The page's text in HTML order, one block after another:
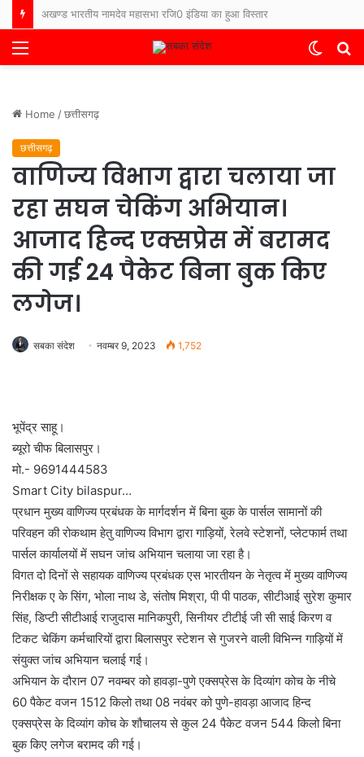
Menu
Switch
Home /छत्तीसगढ़
छत्तीसगढ़
वाणिज्य विभाग द्वारा चलाया जा
रहा सघन चेकिंग अभियान।
आजाद हिन्द एक्सप्रेस में बरामद
की गई 24 पैकेट बिना बुक किए
लगेज।
सबका संदेश नवम्बर 9, 2023 1,752
भूपेंद्र साहू।
ब्यूरो चीफ बिलासपुर।
मो.- 9691444583
Smart City bilaspur…
प्रधान मुख्य वाणिज्य प्रबंधक के मार्गदर्शन में बिना बुक के पार्सल सामानों की
परिवहन की रोकथाम हेतु वाणिज्य विभाग द्वारा गाड़ियों, रेलवे स्टेशनों, प्लेटफार्म तथा
पार्सल कार्यालयों में सघन जांच अभियान चलाया जा रहा है।
विगत दो दिनों से सहायक वाणिज्य प्रबंधक एस भारतीयन के नेतृत्व में मुख्य वाणिज्य
निरीक्षक ए के सिंग, भोला नाथ डे, संतोष मिश्रा, पी पी पाठक, सीटीआई सुरेश कुमार
सिंह, डिप्टी सीटीआई राजुदास मानिकपुरी, सिनीयर टीटीई जी सी साई किरण व
टिकट चेकिंग कर्मचारियों द्वारा बिलासपुर स्टेशन से गुजरने वाली विभिन्न गाड़ियों में
संयुक्त जांच अभियान चलाई गई।
अभियान के दौरान 07 नवम्बर को हावड़ा-पुणे एक्सप्रेस के दिव्यांग कोच के नीचे
60 पैकेट वजन 1512 किलो तथा 08 नवंबर को पुणे-हावड़ा आजाद हिन्द
एक्सप्रेस के दिव्यांग कोच के शौचालय से कुल 24 पैकेट वजन 544 किलो बिना
बुक किए लगेज बरामद की गई।